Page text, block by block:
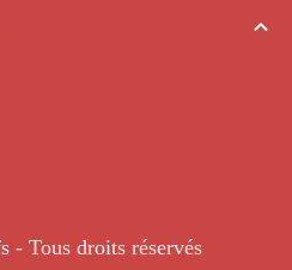
- Tous droits réservés